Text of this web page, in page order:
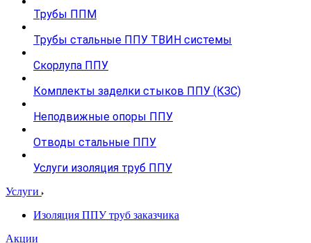
Трубы ППМ
Трубы стальные ППУ ТВИН системы
Скорлупа ППУ
Комплекты заделки стыков ППУ (КЗС)
Неподвижные опоры ППУ
Отводы стальные ППУ
Услуги изоляция труб ППУ
Услуги
Изоляция ППУ труб заказчика
Акции